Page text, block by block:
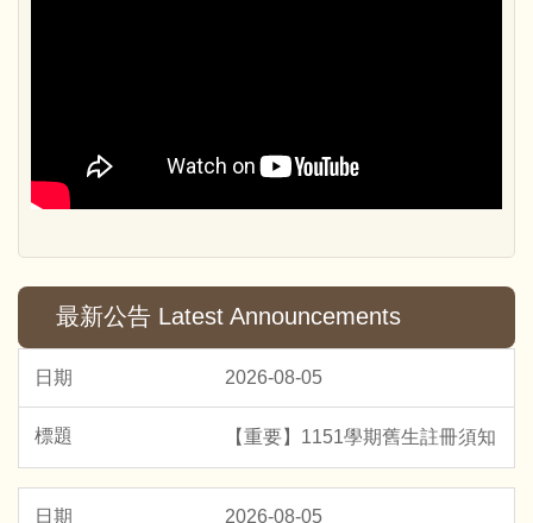
最新公告 Latest Announcements
2026-08-05
【重要】1151學期舊生註冊須知
2026-08-05